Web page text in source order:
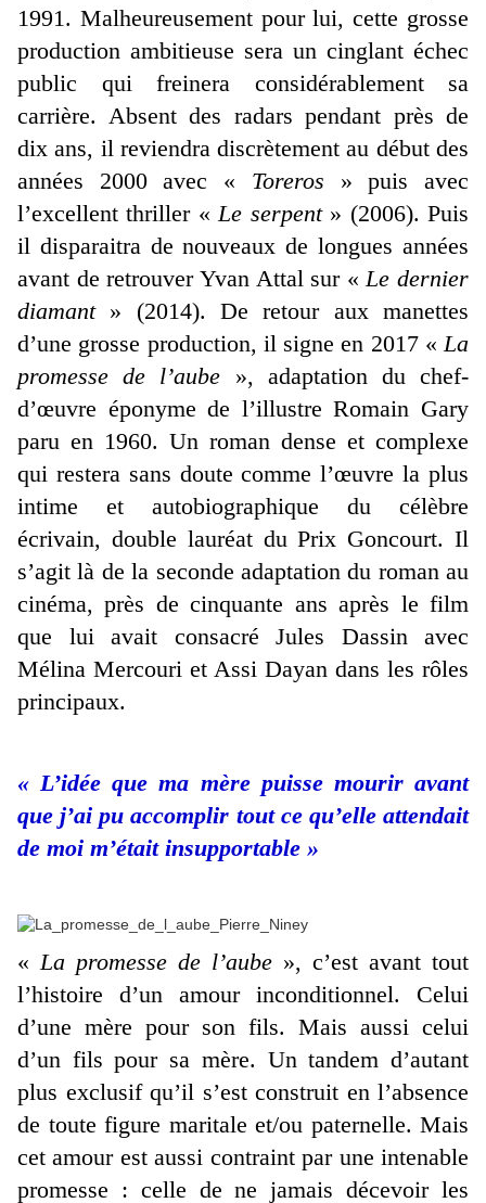
1991. Malheureusement pour lui, cette grosse
production ambitieuse sera un cinglant échec
public qui freinera considérablement sa
carrière. Absent des radars pendant près de
dix ans, il reviendra discrètement au début des
années 2000 avec « Toreros » puis avec
l’excellent thriller « Le serpent» (2006). Puis
il disparaitra de nouveaux de longues années
avant de retrouver Yvan Attal sur « Le dernier
diamant» (2014). De retour aux manettes
d’une grosse production, il signe en 2017 « La
promesse de l’aube », adaptation du chef-
d’œuvre éponyme de l’illustre Romain Gary
paru en 1960. Un roman dense et complexe
qui restera sans doute comme l’œuvre la plus
intime et autobiographique du célèbre
écrivain, double lauréat du Prix Goncourt. Il
s’agit là de la seconde adaptation du roman au
cinéma, près de cinquante ans après le film
que lui avait consacré Jules Dassin avec
Mélina Mercouri et Assi Dayan dans les rôles
principaux.
« L’idée que ma mère puisse mourir avant
que j’ai pu accomplir tout ce qu’elle attendait
de moi m’était insupportable »
«La promesse de l’aube », c’est avant tout
l’histoire d’un amour inconditionnel. Celui
d’une mère pour son fils. Mais aussi celui
d’un fils pour sa mère. Un tandem d’autant
plus exclusif qu’il s’est construit en l’absence
de toute figure maritale et/ou paternelle. Mais
cet amour est aussi contraint par une intenable
promesse : celle de ne jamais décevoir les